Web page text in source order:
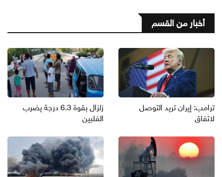
أخبار من القسم
ترامب: إيران تريد التوصل
لاتفاق
زلزال بقوة 6.3 درجة يضرب
الفلبين